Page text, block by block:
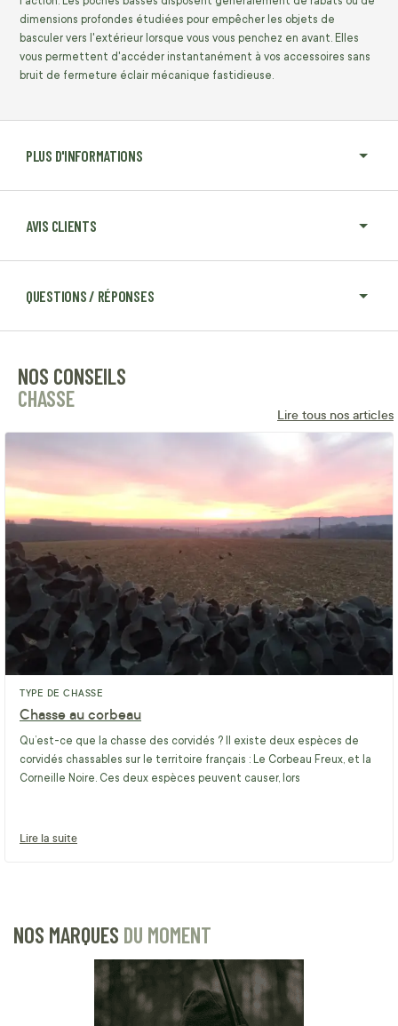
PLUS D'INFORMATIONS
AVIS CLIENTS
QUESTIONS / RÉPONSES
dimensions profondes étudiées pour empêcher les objets de
basculer vers l'extérieur lorsque vous vous penchez en avant. Elles
vous permettent d'accéder instantanément à vos accessoires sans
bruit de fermeture éclair mécanique fastidieuse.
NOS CONSEILS
CHASSE
Lire tous nos articles
TYPE DE CHASSE
Chasse au corbeau
Qu’est-ce que la chasse des corvidés ? Il existe deux espèces de
corvidés chassables sur le territoire français : Le Corbeau Freux, et la
Corneille Noire. Ces deux espèces peuvent causer, lors
Lire la suite
NOS MARQUES DU MOMENT